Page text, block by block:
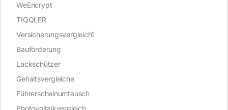
WeEncrypt
TIQQLER
Versicherungsvergleich1
Bauförderung
Lackschützer
Gehaltsvergleiche
Führerscheinumtausch